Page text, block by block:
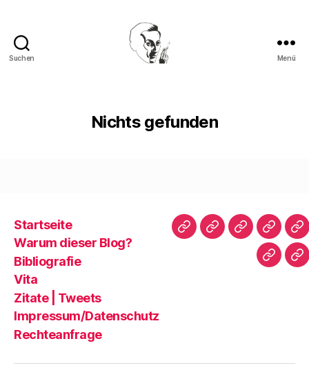
Suchen Menü
Nichts gefunden
Startseite
Warum dieser Blog?
Bibliografie
Vita
Zitate | Tweets
Impressum/Datenschutz
Rechteanfrage
Startseite
WarumBibliografie
Vita
|